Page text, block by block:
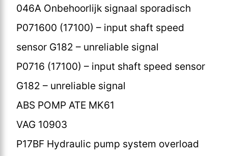
046A Onbehoorlijk signaal sporadisch
P071600 (17100) – input shaft speed
sensor G182 – unreliable signal
P0716 (17100) – input shaft speed sensor
G182 – unreliable signal
ABS POMP ATE MK61
VAG 10903
P17BF Hydraulic pump system overload